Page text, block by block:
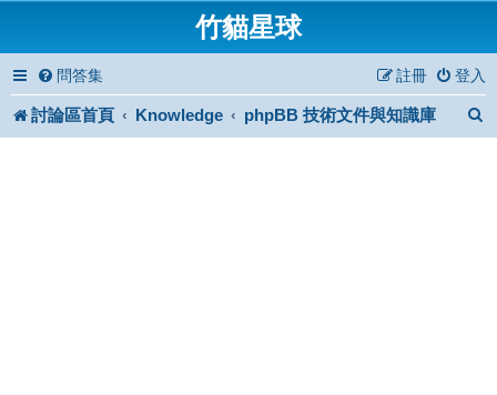
竹貓星球
問答集 登入
註冊
討論區首頁 Knowledge phpBB 技術文件與知識庫